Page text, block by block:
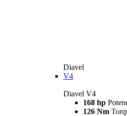
Diavel
V4
Diavel V4
168 hp
126 Nm